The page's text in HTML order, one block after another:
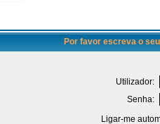
Por favor escreva o
Utilizador:
Senha:
Ligar-me